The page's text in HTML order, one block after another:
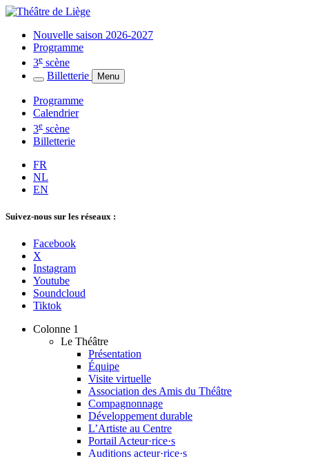
Nouvelle saison 2026-2027
Programme
3e scène
Billetterie
Menu
Programme
Calendrier
3e scène
Billetterie
FR
NL
EN
Suivez-nous sur les réseaux :
Facebook
X
Instagram
Youtube
Soundcloud
Tiktok
Colonne 1
Le Théâtre
Présentation
Équipe
Visite virtuelle
Association des Amis du Théâtre
Compagnonnage
Développement durable
L’Artiste au Centre
Portail Acteur·rice·s
Auditions acteur·rice·s